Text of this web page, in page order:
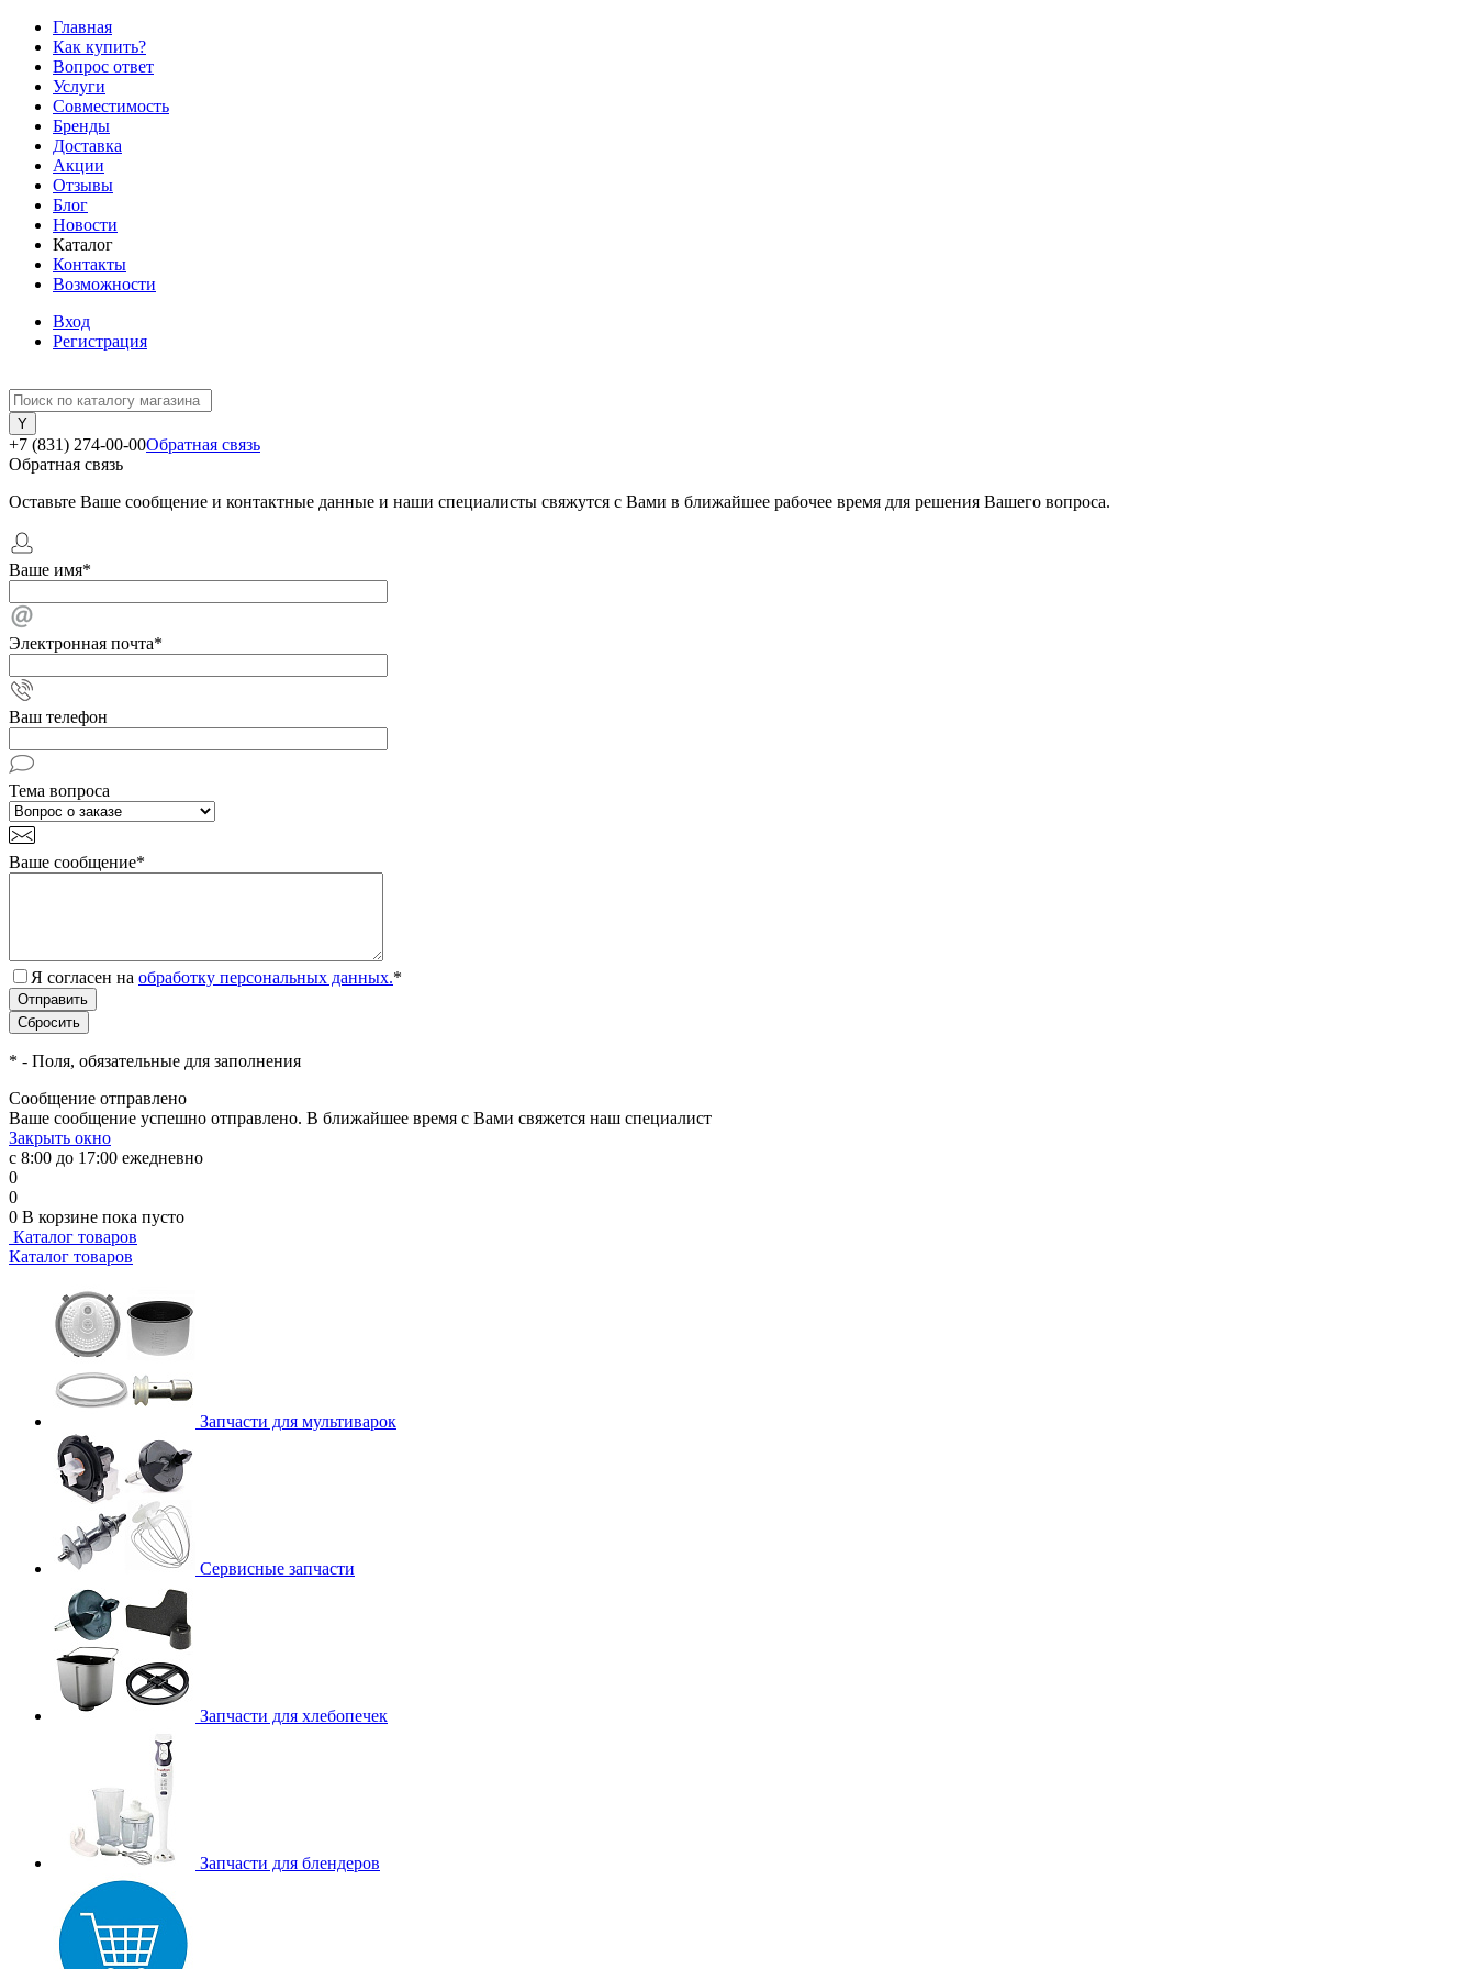
Главная
Как купить?
Вопрос ответ
Услуги
Совместимость
Бренды
Доставка
Акции
Отзывы
Блог
Новости
Каталог
Контакты
Возможности
Вход
Регистрация
+7 (831) 274-00-00Обратная связь
Обратная связь
Оставьте Ваше сообщение и контактные данные и наши специалисты свяжутся с Вами в ближайшее рабочее время для решения Вашего вопроса.
Ваше имя*
Электронная почта*
Ваш телефон
Тема вопроса
Ваше сообщение*
Я согласен на обработку персональных данных.*
* - Поля, обязательные для заполнения
Сообщение отправлено
Ваше сообщение успешно отправлено. В ближайшее время с Вами свяжется наш специалист
Закрыть окно
с 8:00 до 17:00 ежедневно
0
0
0 В корзине пока пусто
Каталог товаров
Каталог товаров
Запчасти для мультиварок
Сервисные запчасти
Запчасти для хлебопечек
Запчасти для блендеров